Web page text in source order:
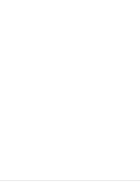
一条关于新
相对于父节